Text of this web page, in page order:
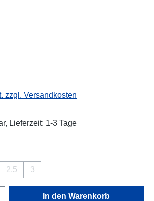
zzgl. Versandkosten
Lieferzeit: 1-3 Tage
Option ist zurzeit nicht verfügbar.)
2,5
(Diese Option ist zurzeit nicht verfügbar.)
3
Gib den gewünschten
In den Warenkorb